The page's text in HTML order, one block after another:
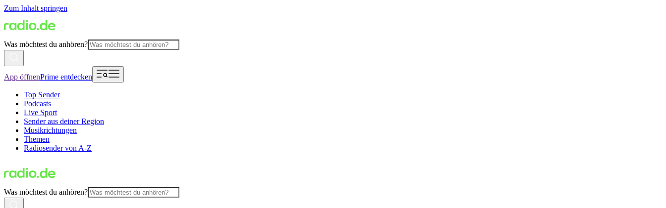
Zum Inhalt springen
Was möchtest du anhören?
App öffnenPrime entdecken
Top Sender
Podcasts
Live Sport
Sender aus deiner Region
Musikrichtungen
Themen
Radiosender von A-Z
Was möchtest du anhören?